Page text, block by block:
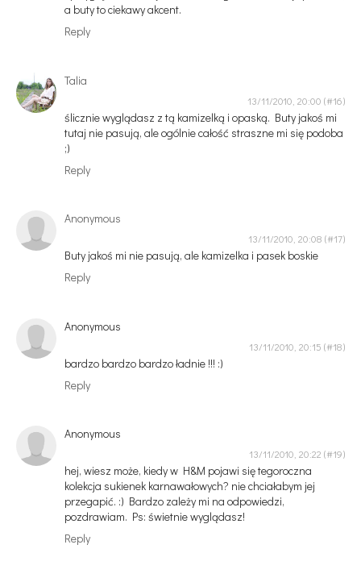
a buty to ciekawy akcent.
Reply
Talia
13/11/2010, 20:00
ślicznie wyglądasz z tą kamizelką i opaską. Buty jakoś mi
tutaj nie pasują, ale ogólnie całość straszne mi się podoba
;)
Reply
Anonymous
13/11/2010, 20:08
Buty jakoś mi nie pasują, ale kamizelka i pasek boskie
Reply
Anonymous
13/11/2010, 20:15
bardzo bardzo bardzo ładnie !!! :)
Reply
Anonymous
13/11/2010, 20:22
hej, wiesz może, kiedy w H&M pojawi się tegoroczna
kolekcja sukienek karnawałowych? nie chciałabym jej
przegapić. :) Bardzo zależy mi na odpowiedzi,
pozdrawiam. Ps: świetnie wyglądasz!
Reply